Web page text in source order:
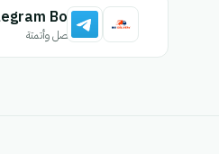
Bot
اتصل وأتمتة